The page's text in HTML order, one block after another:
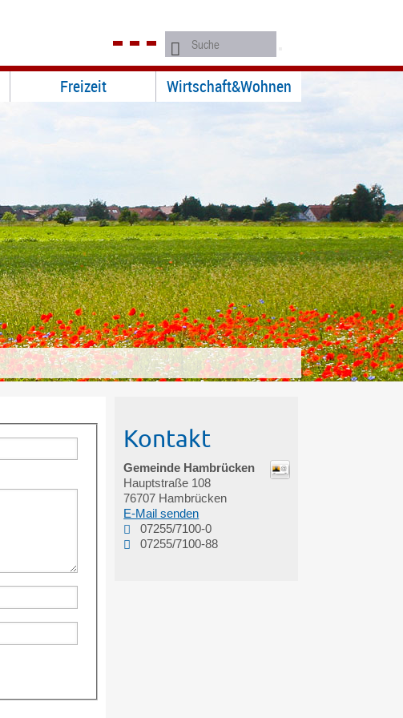
Freizeit Wirtschaft&Wohnen
Kontakt
Gemeinde Hambrücken
Hauptstraße 108
76707 Hambrücken
E-Mail senden
07255/7100-0
07255/7100-88